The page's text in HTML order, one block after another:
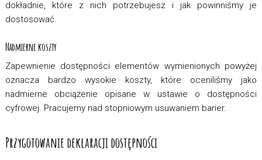
dokładnie, które z nich potrzebujesz i jak powinniśmy je
dostosować.
Nadmierne koszty
Zapewnienie dostępności elementów wymienionych powyżej
oznacza bardzo wysokie koszty, które oceniliśmy jako
nadmierne obciążenie opisane w ustawie o dostępności
cyfrowej. Pracujemy nad stopniowym usuwaniem barier.
Przygotowanie deklaracji dostępności